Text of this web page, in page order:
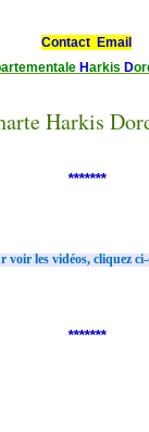
Contact Email
Harkis D
*******
voir les vidéos, cliquez ci-
*******